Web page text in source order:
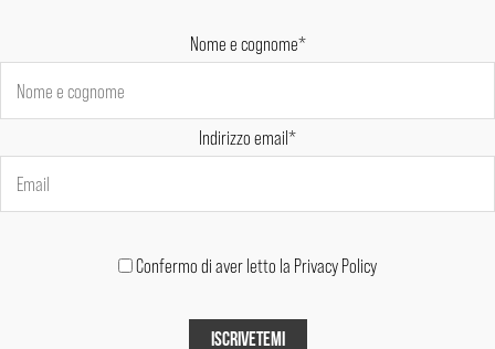
Nome e cognome*
Indirizzo email*
Confermo di aver letto la Privacy Policy